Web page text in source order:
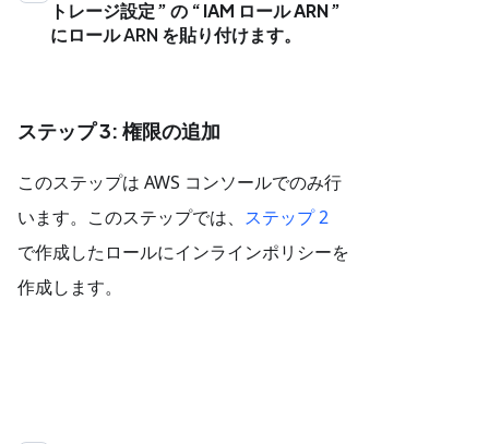
トレージ設定
の
IAM ロール ARN
にロール ARN を貼り付けます。
ステップ 3: 権限の追加
このステップは AWS コンソールでのみ行
います。このステップでは、 ステップ 2
で作成したロールにインラインポリシーを
作成します。